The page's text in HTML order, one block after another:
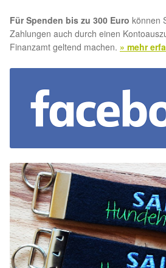
Aktion „Hilfe La Linea“
Updates „Hilfe La Linea“
Partnertierheim in Polen
Für Spenden bis zu 300 Euro können
Zahlungen auch durch einen
Finanzamt geltend machen. » mehr